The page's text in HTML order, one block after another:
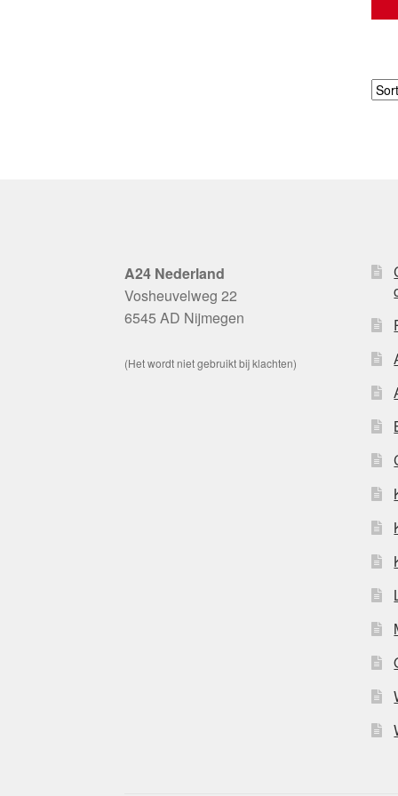
A24 Nederland
Vosheuvelweg 22
6545 AD Nijmegen
(Het wordt niet gebruikt bij klachten)